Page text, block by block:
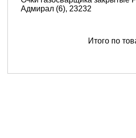
Адмирал (6), 23232
Итого по